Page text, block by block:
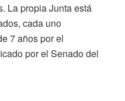
La propia Junta está
cada uno
7 años por el
por el Senado del